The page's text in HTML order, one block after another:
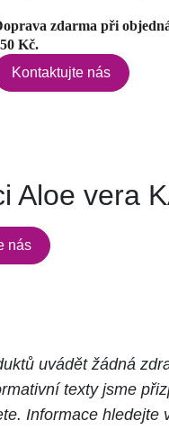
zdarma při
Kč.
Kontaktujte nás
Aloe vera
nás
uvádět žádná
texty jsme
Informace hledejte